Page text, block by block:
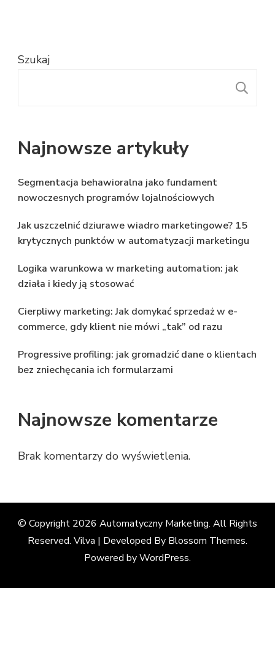
Szukaj
Najnowsze artykuły
Segmentacja behawioralna jako fundament
nowoczesnych programów lojalnościowych
Jak uszczelnić dziurawe wiadro marketingowe? 15
krytycznych punktów w automatyzacji marketingu
Logika warunkowa w marketing automation: jak
działa i kiedy ją stosować
Cierpliwy marketing: Jak domykać sprzedaż w e-
commerce, gdy klient nie mówi „tak” od razu
Progressive profiling: jak gromadzić dane o klientach
bez zniechęcania ich formularzami
Najnowsze komentarze
Brak komentarzy do wyświetlenia.
© Copyright 2026 Automatyczny Marketing. All Rights
Reserved. Vilva | Developed By Blossom Themes.
Powered byWordPress.